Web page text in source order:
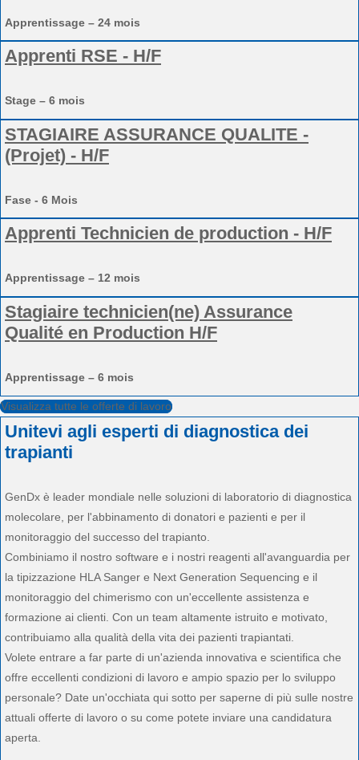
Apprentissage – 24 mois
Apprenti RSE - H/F
Stage – 6 mois
STAGIAIRE ASSURANCE QUALITE -
(Projet) - H/F
Fase - 6 Mois
Apprenti Technicien de production - H/F
Apprentissage – 12 mois
Stagiaire technicien(ne) Assurance
Qualité en Production H/F
Apprentissage – 6 mois
Visualizza tutte le offerte di lavoro
Unitevi agli esperti di diagnostica dei
trapianti
GenDx è leader mondiale nelle soluzioni di laboratorio di diagnostica
molecolare, per l'abbinamento di donatori e pazienti e per il
monitoraggio del successo del trapianto.
Combiniamo il nostro software e i nostri reagenti all'avanguardia per
la tipizzazione HLA Sanger e Next Generation Sequencing e il
monitoraggio del chimerismo con un'eccellente assistenza e
formazione ai clienti. Con un team altamente istruito e motivato,
contribuiamo alla qualità della vita dei pazienti trapiantati.
Volete entrare a far parte di un'azienda innovativa e scientifica che
offre eccellenti condizioni di lavoro e ampio spazio per lo sviluppo
personale? Date un'occhiata qui sotto per saperne di più sulle nostre
attuali offerte di lavoro o su come potete inviare una candidatura
aperta.